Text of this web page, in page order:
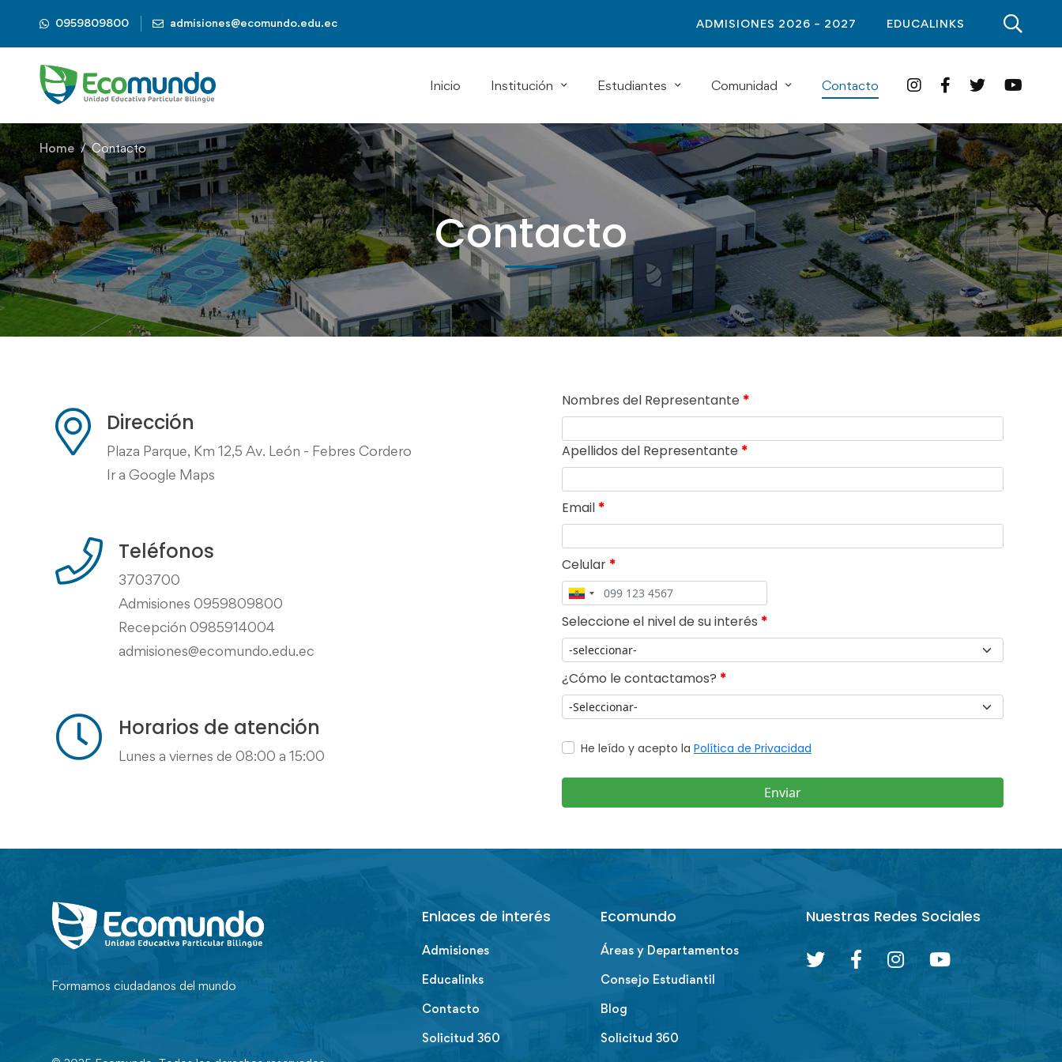
0959809800 admisiones@ecomundo.edu.ec ADMISIONES 2026 – 2027 EDUCALINKS
Inicio Institución Estudiantes Comunidad Contacto
Home Contacto
Contacto
Dirección
Plaza Parque, Km 12,5 Av. León - Febres Cordero
Ir a Google Maps
Teléfonos
3703700
Admisiones 0959809800
Recepción 0985914004
admisiones@ecomundo.edu.ec
Horarios de atención
Lunes a viernes de 08:00 a 15:00
Formamos ciudadanos del mundo
Enlaces de interés
Admisiones
Educalinks
Contacto
Solicitud 360
Ecomundo
Áreas y Departamentos
Consejo Estudiantil
Blog
Solicitud 360
Nuestras Redes Sociales